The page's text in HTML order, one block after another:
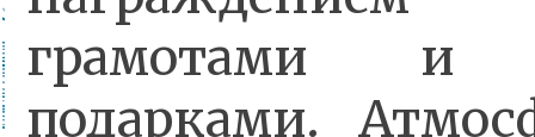
грамотами и
подарками.